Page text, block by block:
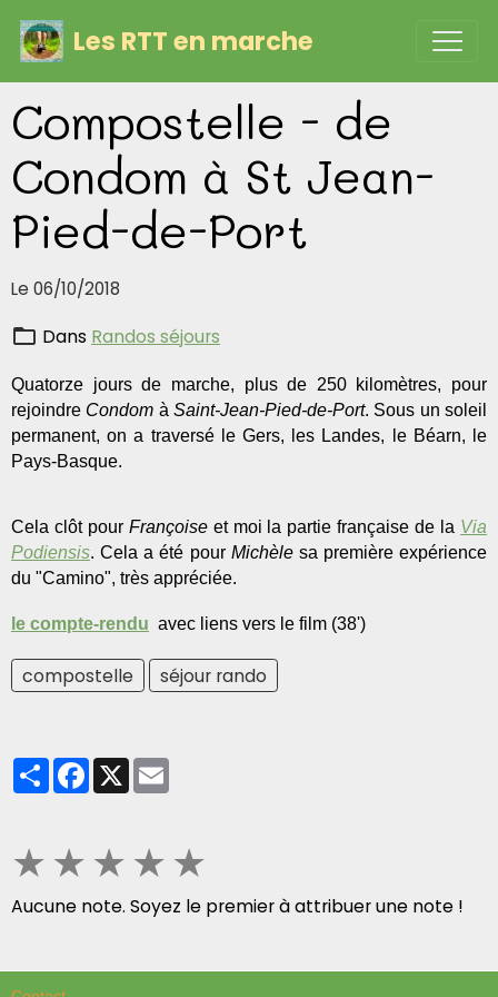
Les RTT en marche
Compostelle - de
Condom à St Jean-
Pied-de-Port
Le 06/10/2018
Dans Randos séjours
Quatorze jours de marche, plus de 250 kilomètres, pour
rejoindre Condom àSaint-Jean-Pied-de-Port. Sous un soleil
permanent, on a traversé le Gers, les Landes, le Béarn, le
Pays-Basque.
Cela clôt pour Françoiseet moi la partie française de la Via
Podiensis. Cela a été pour Michèlesa première expérience
du "Camino", très appréciée.
le compte-rendu avec liens vers le film (38')
compostelle séjour rando
PartagerFacebook
X
★★★★★
Aucune note. Soyez le premier à attribuer une note !